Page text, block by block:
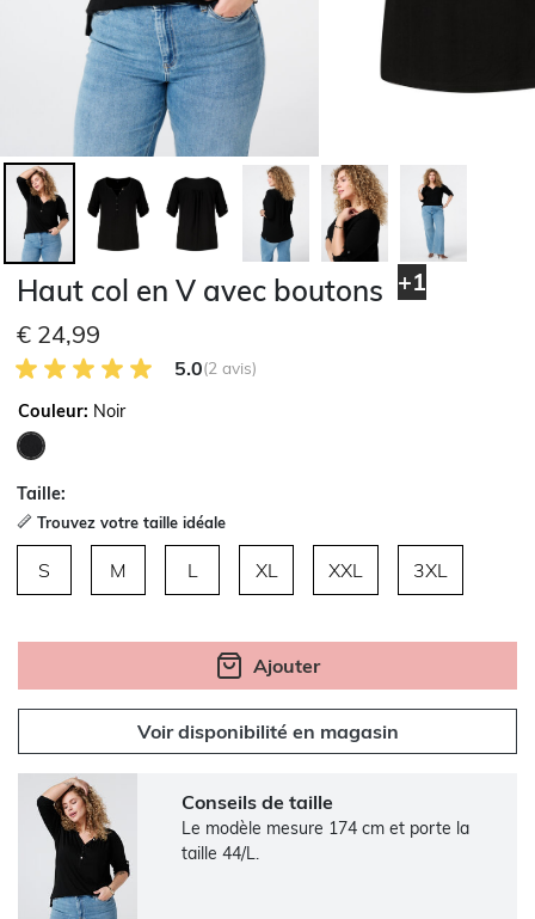
+1
Haut col en V avec boutons
€ 24,99
5.0 sur 5 avis des clients
5.0(2 avis)
Couleur: Noir
Taille:
Trouvez votre taille idéale
S M L XL XXL 3XL
Ajouter
Voir disponibilité en magasin
Conseils de taille
Le modèle mesure 174 cm et porte la
taille 44/L.